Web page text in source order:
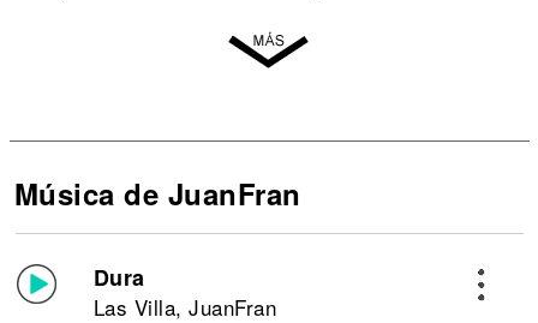
Música de JuanFran
Dura
Las Villa, JuanFran